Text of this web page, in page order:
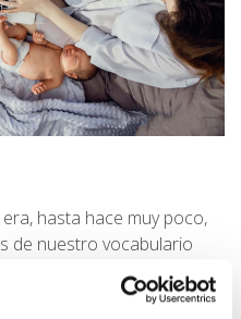
hasta hace muy poco,
de nuestro vocabulario
en día entendemos que
primera necesidad que se